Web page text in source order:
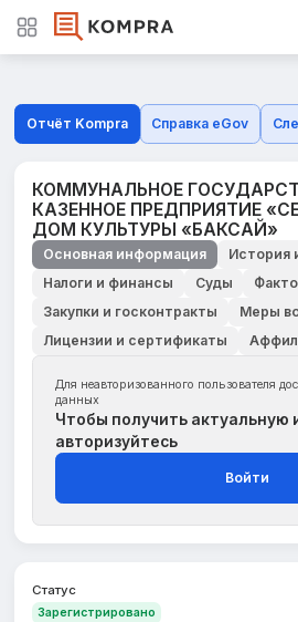
Отчёт Kompra Справка eGov
КОММУНАЛЬНОЕ
КАЗЕННОЕ ПРЕДПРИЯТИЕ
ДОМ КУЛЬТУРЫ «БАКСАЙ»
Основная информация
История
Налоги и финансы
Суды
Закупки и госконтракты
Меры
Лицензии и сертификаты
Для неавторизованного пользователя
данных
Чтобы получить актуальную
авторизуйтесь
Войти
Статус
Зарегистрировано